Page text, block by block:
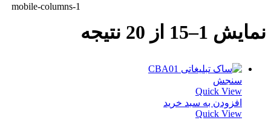
نمایش 1–15 از 20 نتیجه
mobile-columns-1
سنجش
Quick View
افزودن به سبد خرید
Quick View